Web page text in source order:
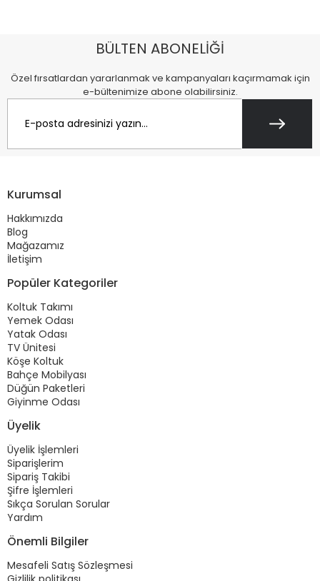
BÜLTEN ABONELİĞİ
Özel fırsatlardan yararlanmak ve kampanyaları kaçırmamak için
e-bültenimize abone olabilirsiniz.
Kurumsal
Hakkımızda
Blog
Mağazamız
İletişim
Popüler Kategoriler
Koltuk Takımı
Yemek Odası
Yatak Odası
TV Ünitesi
Köşe Koltuk
Bahçe Mobilyası
Düğün Paketleri
Giyinme Odası
Üyelik
Üyelik İşlemleri
Siparişlerim
Sipariş Takibi
Şifre İşlemleri
Sıkça Sorulan Sorular
Yardım
Önemli Bilgiler
Mesafeli Satış Sözleşmesi